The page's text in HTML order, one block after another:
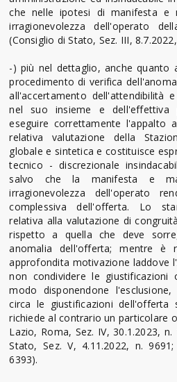
che nelle ipotesi di manifesta e
irragionevolezza dell'operato
(Consiglio di Stato, Sez. III,
-) più nel dettaglio, anche quanto
procedimento di verifica
all'accertamento dell'attendibilità
nel suo insieme e dell'effettiva
eseguire correttamente l'appalto
relativa valutazione della
globale e sintetica e costituisce
tecnico - discrezionale
salvo che la manifesta e
irragionevolezza dell'operato
complessiva dell'offerta. Lo
relativa alla valutazione di
rispetto a quella che deve
anomalia dell'offerta; mentre è
approfondita motivazione laddove
non condividere le giustificazioni
modo disponendone
circa le giustificazioni dell'offerta
richiede al contrario un particolare
Lazio, Roma, Sez. IV, 30.1.2023,
Stato, Sez. V, 4.11.2022, n.
6393).